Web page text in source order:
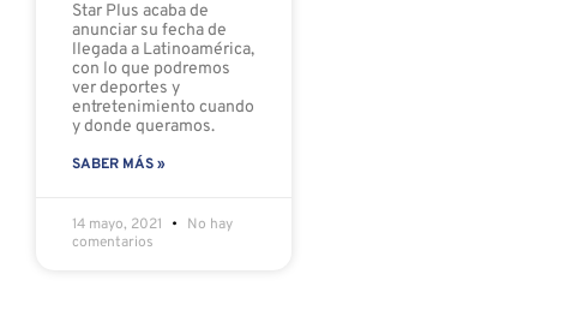
Star Plus acaba de
anunciar su fecha de
llegada a Latinoamérica,
con lo que podremos
ver deportes y
entretenimiento cuando
y donde queramos.
SABER MÁS »
14 mayo, 2021
No hay
comentarios